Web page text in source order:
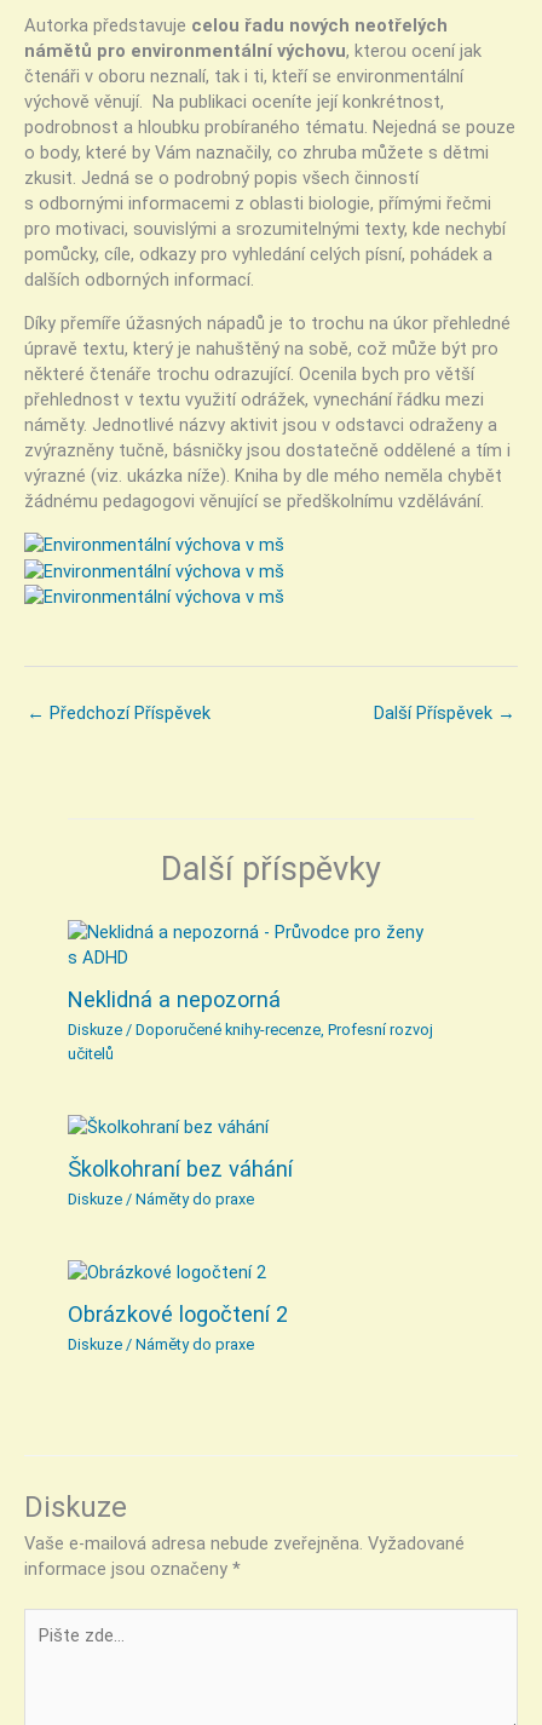
Autorka představuje celou řadu nových neotřelých
námětů pro environmentální výchovu, kterou ocení jak
čtenáři v oboru neznalí, tak i ti, kteří se environmentální
výchově věnují. Na publikaci oceníte její konkrétnost,
podrobnost a hloubku probíraného tématu. Nejedná se pouze
o body, které by Vám naznačily, co zhruba můžete s dětmi
zkusit. Jedná se o podrobný popis všech činností
s odbornými informacemi z oblasti biologie, přímými řečmi
pro motivaci, souvislými a srozumitelnými texty, kde nechybí
pomůcky, cíle, odkazy pro vyhledání celých písní, pohádek a
dalších odborných informací.
Díky přemíře úžasných nápadů je to trochu na úkor přehledné
úpravě textu, který je nahuštěný na sobě, což může být pro
některé čtenáře trochu odrazující. Ocenila bych pro větší
přehlednost v textu využití odrážek, vynechání řádku mezi
náměty. Jednotlivé názvy aktivit jsou v odstavci odraženy a
zvýrazněny tučně, básničky jsou dostatečně oddělené a tím i
výrazné (viz. ukázka níže). Kniha by dle mého neměla chybět
žádnému pedagogovi věnující se předškolnímu vzdělávání.
← Předchozí Příspěvek Další Příspěvek →
Další příspěvky
Neklidná a nepozorná
Diskuze /Doporučené knihy-recenze,Profesní rozvoj
učitelů
Školkohraní bez váhání
Diskuze /Náměty do praxe
Obrázkové logočtení 2
Diskuze /Náměty do praxe
Diskuze
Vaše e-mailová adresa nebude zveřejněna. Vyžadované
informace jsou označeny *
zde…